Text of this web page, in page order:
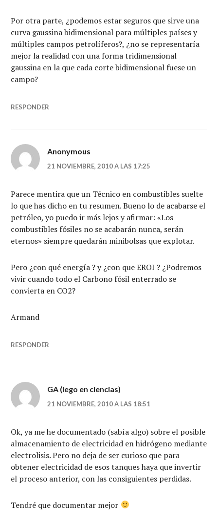
Por otra parte, ¿podemos estar seguros que sirve una
curva gaussina bidimensional para múltiples países y
múltiples campos petrolíferos?, ¿no se representaría
mejor la realidad con una forma tridimensional
gaussina en la que cada corte bidimensional fuese un
campo?
RESPONDER
Anonymous
21 NOVIEMBRE, 2010 A LAS 17:25
Parece mentira que un Técnico en combustibles suelte
lo que has dicho en tu resumen. Bueno lo de acabarse el
petróleo, yo puedo ir más lejos y afirmar: «Los
combustibles fósiles no se acabarán nunca, serán
eternos» siempre quedarán minibolsas que explotar.
Pero ¿con qué energía ? y ¿con que EROI ? ¿Podremos
vivir cuando todo el Carbono fósil enterrado se
convierta en CO2?
Armand
RESPONDER
GA (lego en ciencias)
21 NOVIEMBRE, 2010 A LAS 18:51
Ok, ya me he documentado (sabía algo) sobre el posible
almacenamiento de electricidad en hidrógeno mediante
electrolisis. Pero no deja de ser curioso que para
obtener electricidad de esos tanques haya que invertir
el proceso anterior, con las consiguientes perdidas.
Tendré que documentar mejor